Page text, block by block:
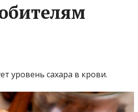
уровень сахара в крови.